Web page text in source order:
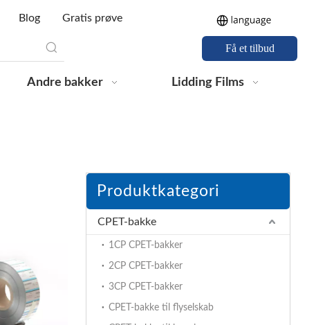
Blog Gratis prøve
Få et tilbud
Andre bakker Lidding Films
Produktkategori
CPET-bakke
1CP CPET-bakker
2CP CPET-bakker
3CP CPET-bakker
CPET-bakke til flyselskab